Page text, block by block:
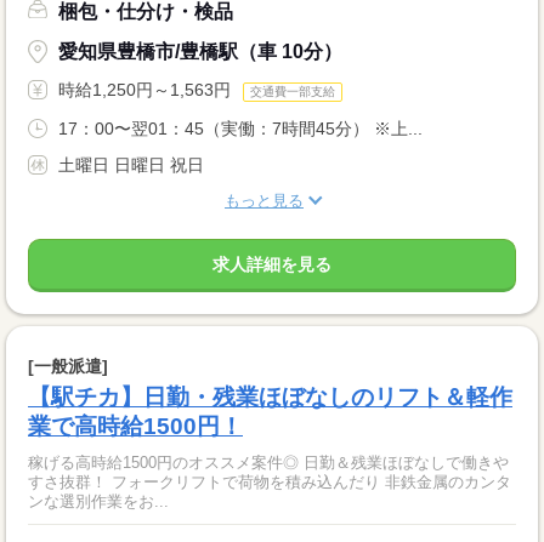
梱包・仕分け・検品
愛知県豊橋市/豊橋駅（車 10分）
時給1,250円～1,563円 交通費一部支給
17：00〜翌01：45（実働：7時間45分） ※上...
土曜日 日曜日 祝日
もっと見る
求人詳細を見る
[一般派遣]
【駅チカ】日勤・残業ほぼなしのリフト＆軽作
業で高時給1500円！
稼げる高時給1500円のオススメ案件◎ 日勤＆残業ほぼなしで働きや
すさ抜群！ フォークリフトで荷物を積み込んだり 非鉄金属のカンタ
ンな選別作業をお...